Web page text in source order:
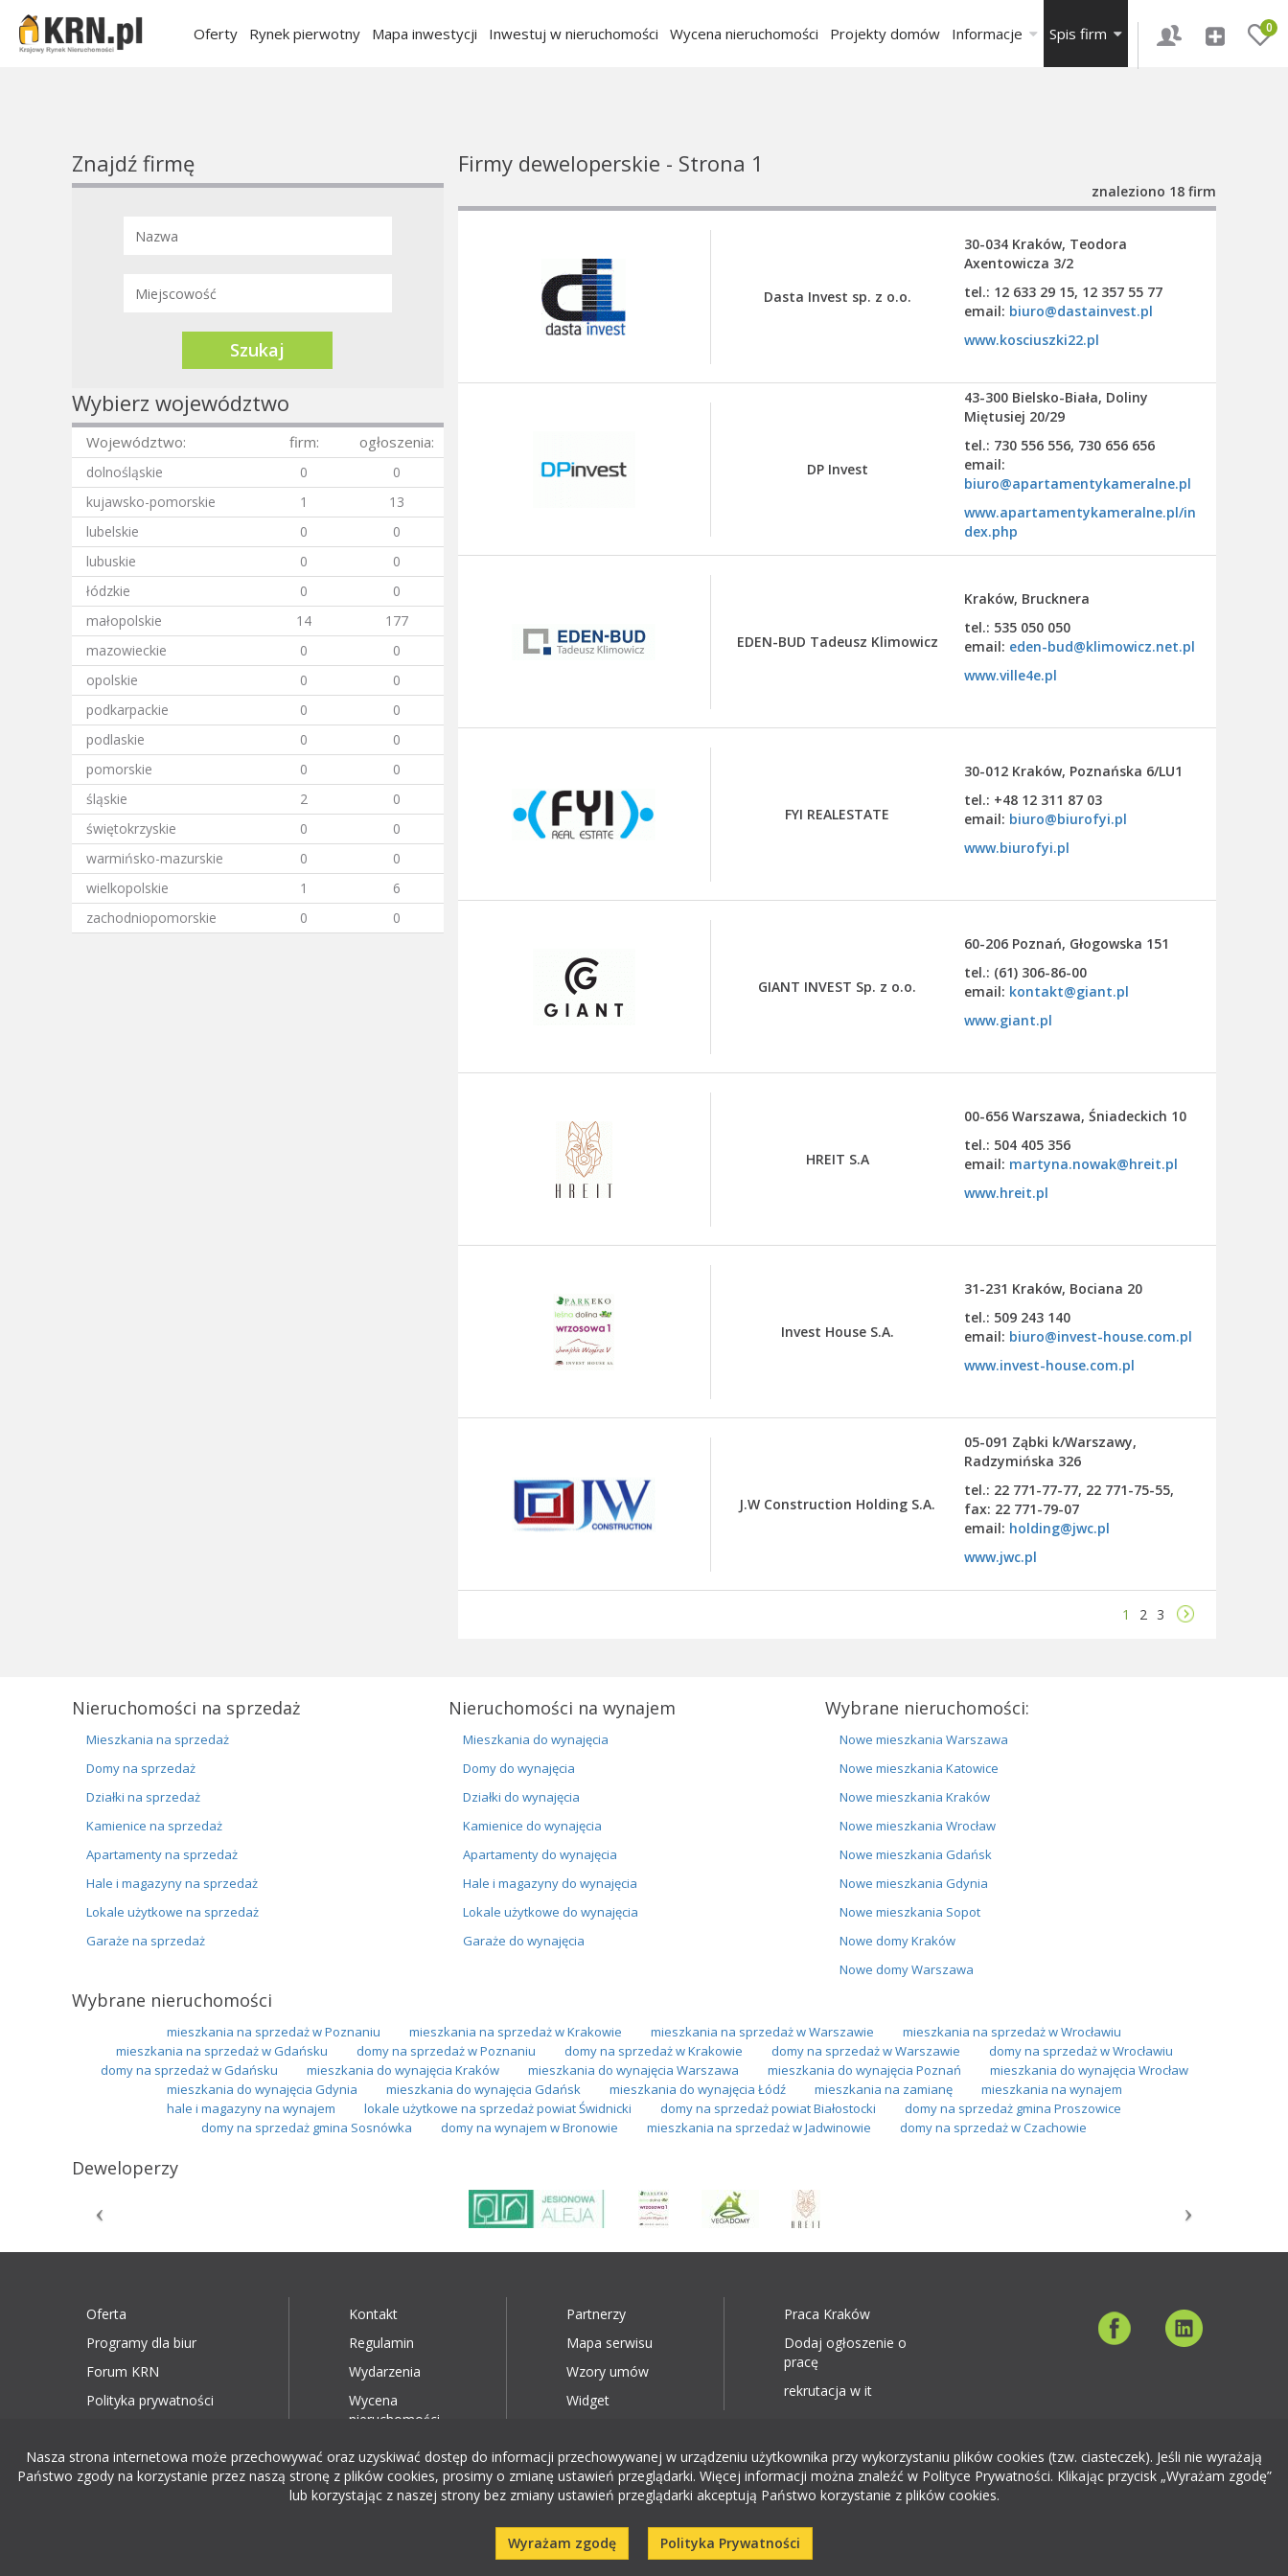
0
Oferty Rynek pierwotny Mapa inwestycji Inwestuj w nieruchomości Wycena nieruchomości Projekty domów Informacje Spis firm
Znajdź firmę
Szukaj
Wybierz województwo
Województwo: firm: ogłoszenia:
dolnośląskie 0
0
kujawsko-pomorskie
1
13
lubelskie
0
0
lubuskie
0
0
łódzkie
0
0
małopolskie
14
177
mazowieckie
0
0
opolskie
0
0
podkarpackie
0
0
podlaskie
0
0
pomorskie
0
0
śląskie
2
0
świętokrzyskie
0
0
warmińsko-mazurskie
0
0
wielkopolskie
1
6
zachodniopomorskie
0 0
Firmy deweloperskie - Strona 1
znaleziono 18 firm
Dasta Invest sp. z o.o.
30-034 Kraków, Teodora
Axentowicza 3/2
tel.: 12 633 29 15, 12 357 55 77
email: biuro@dastainvest.pl
www.kosciuszki22.pl
DP Invest
43-300 Bielsko-Biała, Doliny
Miętusiej 20/29
tel.: 730 556 556, 730 656 656
email:
biuro@apartamentykameralne.pl
www.apartamentykameralne.pl/in
dex.php
EDEN-BUD Tadeusz Klimowicz
Kraków, Brucknera
tel.: 535 050 050
email: eden-bud@klimowicz.net.pl
www.ville4e.pl
FYI REALESTATE
30-012 Kraków, Poznańska 6/LU1
tel.: +48 12 311 87 03
email: biuro@biurofyi.pl
www.biurofyi.pl
GIANT INVEST Sp. z o.o.
60-206 Poznań, Głogowska 151
tel.: (61) 306-86-00
email: kontakt@giant.pl
www.giant.pl
HREIT S.A
00-656 Warszawa, Śniadeckich 10
tel.: 504 405 356
email: martyna.nowak@hreit.pl
www.hreit.pl
Invest House S.A.
31-231 Kraków, Bociana 20
tel.: 509 243 140
email: biuro@invest-house.com.pl
www.invest-house.com.pl
J.W Construction Holding S.A.
05-091 Ząbki k/Warszawy,
Radzymińska 326
tel.: 22 771-77-77, 22 771-75-55,
fax: 22 771-79-07
email: holding@jwc.pl
www.jwc.pl
1 2 3
Nieruchomości na sprzedaż
Mieszkania na sprzedaż
Domy na sprzedaż
Działki na sprzedaż
Kamienice na sprzedaż
Apartamenty na sprzedaż
Hale i magazyny na sprzedaż
Lokale użytkowe na sprzedaż
Garaże na sprzedaż
Nieruchomości na wynajem
Mieszkania do wynajęcia
Domy do wynajęcia
Działki do wynajęcia
Kamienice do wynajęcia
Apartamenty do wynajęcia
Hale i magazyny do wynajęcia
Lokale użytkowe do wynajęcia
Garaże do wynajęcia
Wybrane nieruchomości:
Nowe mieszkania Warszawa
Nowe mieszkania Katowice
Nowe mieszkania Kraków
Nowe mieszkania Wrocław
Nowe mieszkania Gdańsk
Nowe mieszkania Gdynia
Nowe mieszkania Sopot
Nowe domy Kraków
Nowe domy Warszawa
Wybrane nieruchomości
mieszkania na sprzedaż w Poznaniu mieszkania na sprzedaż w Krakowie mieszkania na sprzedaż w Warszawie
mieszkania na sprzedaż w Wrocławiu
mieszkania na sprzedaż w Gdańsku
domy na sprzedaż w Poznaniu domy na sprzedaż w Krakowie domy na sprzedaż w Warszawie
domy na sprzedaż w Wrocławiu
domy na sprzedaż w Gdańsku
mieszkania do wynajęcia Kraków mieszkania do wynajęcia Warszawa mieszkania do wynajęcia Poznań
mieszkania do wynajęcia Wrocław
mieszkania do wynajęcia Gdynia
mieszkania do wynajęcia Gdańsk mieszkania do wynajęcia Łódź mieszkania na zamianę
mieszkania na wynajem
hale i magazyny na wynajem
lokale użytkowe na sprzedaż powiat Świdnicki domy na sprzedaż powiat Białostocki
domy na sprzedaż gmina Proszowice
domy na sprzedaż gmina Sosnówka
domy na wynajem w Bronowie mieszkania na sprzedaż w Jadwinowie domy na sprzedaż w Czachowie
Deweloperzy
Oferta
Programy dla biur
Forum KRN
Polityka prywatności
Kontakt
Regulamin
Wydarzenia
Wycena
nieruchomości
Partnerzy
Mapa serwisu
Wzory umów
Widget
Praca Kraków
Dodaj ogłoszenie o
pracę
rekrutacja w it
© 2026 KRN.pl | Krajowy Rynek Nieruchomości Sp. z o. o.
Nasza strona internetowa może przechowywać oraz uzyskiwać dostęp do informacji przechowywanej w urządzeniu użytkownika przy wykorzystaniu plików cookies (tzw. ciasteczek). Jeśli nie wyrażają
Państwo zgody na korzystanie przez naszą stronę z plików cookies, prosimy o zmianę ustawień przeglądarki. Więcej informacji można znaleźć w Polityce Prywatności. Klikając przycisk „Wyrażam zgodę”
lub korzystając z naszej strony bez zmiany ustawień przeglądarki akceptują Państwo korzystanie z plików cookies.
Wyrażam zgodę Polityka Prywatności